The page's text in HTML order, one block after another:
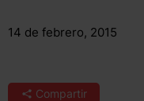
14 de febrero, 2015
Compartir